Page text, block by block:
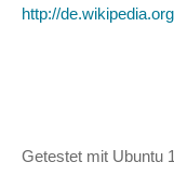
http://
Getestet mit Ubuntu